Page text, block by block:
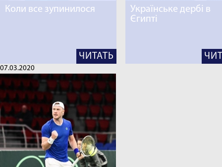
Коли все зупинилося
ЧИТАТЬ
Українське дербі в
Єгипті
07.03.2020